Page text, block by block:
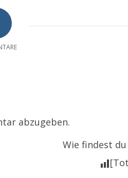
abzugeben.
Wie findest